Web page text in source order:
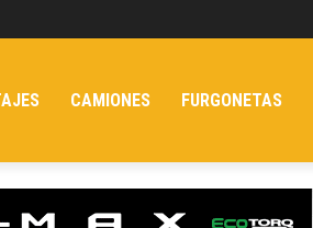
CAMIONES FURGONETAS